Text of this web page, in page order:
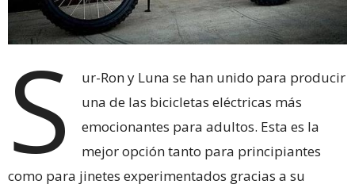
S
ur-Ron y Luna se han unido para producir
una de las bicicletas eléctricas más
emocionantes para adultos. Esta es la
mejor opción tanto para principiantes
como para jinetes experimentados gracias a su